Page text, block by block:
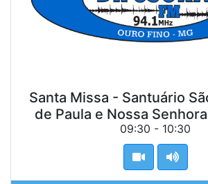
Santa Missa - Santuário
de Paula e Nossa
09:30 - 10:30